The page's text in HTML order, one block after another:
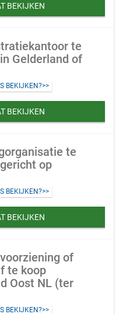
BEKIJKEN
te
Gelderland of
BEKIJKEN?>>
BEKIJKEN
te
op
BEKIJKEN?>>
BEKIJKEN
of
te koop
Oost NL (ter
BEKIJKEN?>>